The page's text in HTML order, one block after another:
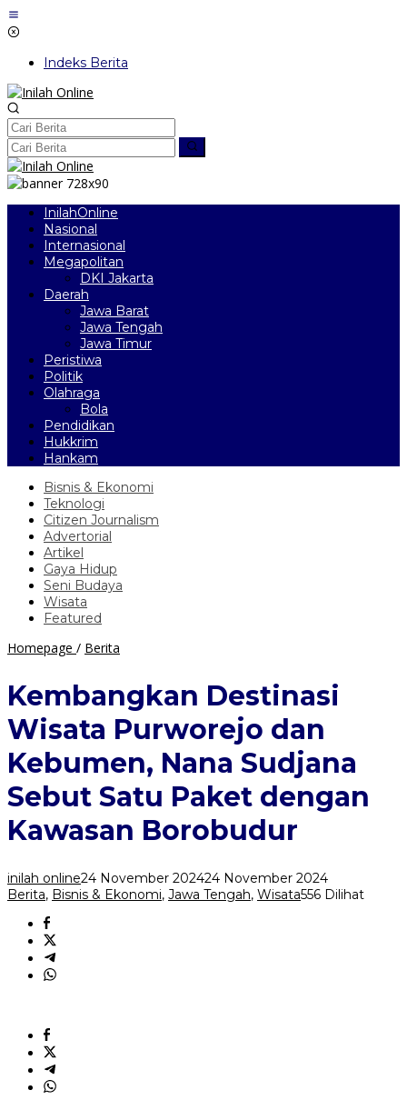
Lewati
ke
Indeks Berita
InilahOnline
Nasional
Internasional
Megapolitan
DKI Jakarta
Daerah
Jawa Barat
Jawa Tengah
Jawa Timur
Peristiwa
Politik
Olahraga
Bola
Pendidikan
Hukkrim
Hankam
Bisnis & Ekonomi
Teknologi
Citizen Journalism
Advertorial
Artikel
Gaya Hidup
Seni Budaya
Wisata
Featured
Homepage / Berita
Wisata
Purworejo
dan
Kebumen,
Sudjana
Sebut
Satu
Paket
dengan
Borobudur
Kembangkan Destinasi
Wisata Purworejo dan
Kebumen, Nana Sudjana
Sebut Satu Paket dengan
Kawasan Borobudur
inilah online24 November 202424 November 2024
Berita, Bisnis & Ekonomi, Jawa Tengah, Wisata556 Dilihat